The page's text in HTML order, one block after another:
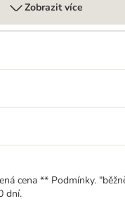
Zobrazit více
cena ** Podmínky.
dní.